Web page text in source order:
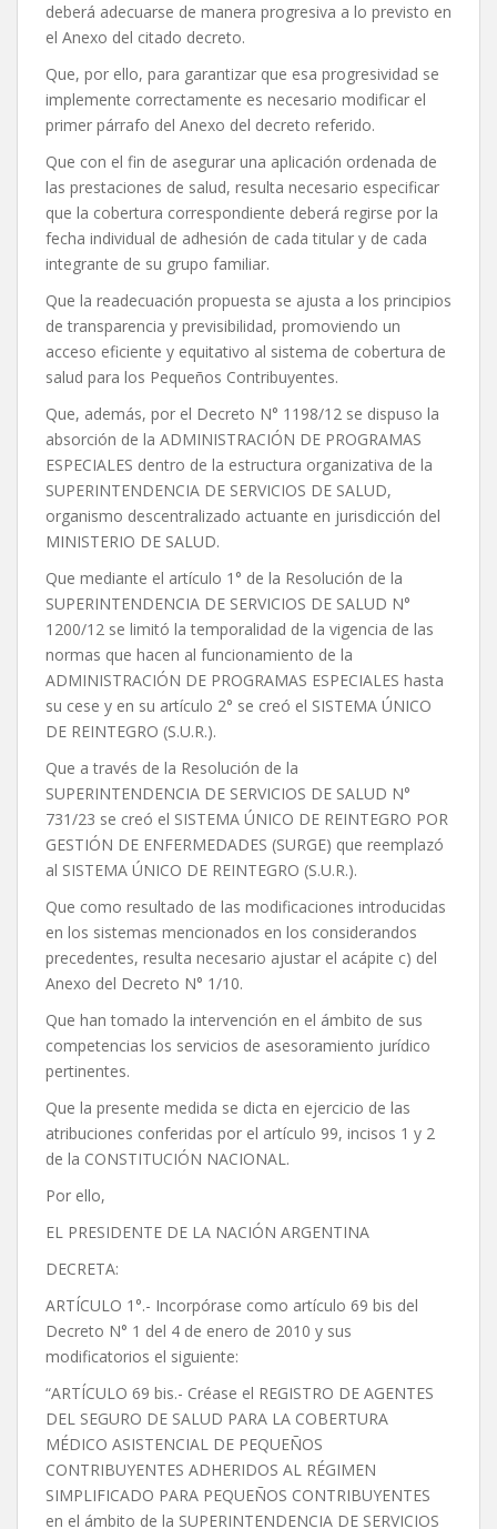
deberá adecuarse de manera progresiva a lo previsto en
el Anexo del citado decreto.
Que, por ello, para garantizar que esa progresividad se
implemente correctamente es necesario modificar el
primer párrafo del Anexo del decreto referido.
Que con el fin de asegurar una aplicación ordenada de
las prestaciones de salud, resulta necesario especificar
que la cobertura correspondiente deberá regirse por la
fecha individual de adhesión de cada titular y de cada
integrante de su grupo familiar.
Que la readecuación propuesta se ajusta a los principios
de transparencia y previsibilidad, promoviendo un
acceso eficiente y equitativo al sistema de cobertura de
salud para los Pequeños Contribuyentes.
Que, además, por el Decreto N° 1198/12 se dispuso la
absorción de la ADMINISTRACIÓN DE PROGRAMAS
ESPECIALES dentro de la estructura organizativa de la
SUPERINTENDENCIA DE SERVICIOS DE SALUD,
organismo descentralizado actuante en jurisdicción del
MINISTERIO DE SALUD.
Que mediante el artículo 1° de la Resolución de la
SUPERINTENDENCIA DE SERVICIOS DE SALUD N°
1200/12 se limitó la temporalidad de la vigencia de las
normas que hacen al funcionamiento de la
ADMINISTRACIÓN DE PROGRAMAS ESPECIALES hasta
su cese y en su artículo 2° se creó el SISTEMA ÚNICO
DE REINTEGRO (S.U.R.).
Que a través de la Resolución de la
SUPERINTENDENCIA DE SERVICIOS DE SALUD N°
731/23 se creó el SISTEMA ÚNICO DE REINTEGRO POR
GESTIÓN DE ENFERMEDADES (SURGE) que reemplazó
al SISTEMA ÚNICO DE REINTEGRO (S.U.R.).
Que como resultado de las modificaciones introducidas
en los sistemas mencionados en los considerandos
precedentes, resulta necesario ajustar el acápite c) del
Anexo del Decreto N° 1/10.
Que han tomado la intervención en el ámbito de sus
competencias los servicios de asesoramiento jurídico
pertinentes.
Que la presente medida se dicta en ejercicio de las
atribuciones conferidas por el artículo 99, incisos 1 y 2
de la CONSTITUCIÓN NACIONAL.
Por ello,
EL PRESIDENTE DE LA NACIÓN ARGENTINA
DECRETA:
ARTÍCULO 1°.- Incorpórase como artículo 69 bis del
Decreto N° 1 del 4 de enero de 2010 y sus
modificatorios el siguiente:
“ARTÍCULO 69 bis.- Créase el REGISTRO DE AGENTES
DEL SEGURO DE SALUD PARA LA COBERTURA
MÉDICO ASISTENCIAL DE PEQUEÑOS
CONTRIBUYENTES ADHERIDOS AL RÉGIMEN
SIMPLIFICADO PARA PEQUEÑOS CONTRIBUYENTES
en el ámbito de la SUPERINTENDENCIA DE SERVICIOS